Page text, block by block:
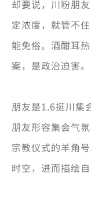
却要说，川粉朋
定浓度，就管不
能免俗。酒酣耳
案，是政治迫害。
朋友是1.6挺川集
朋友形容集会气
宗教仪式的羊角
时空，进而描绘